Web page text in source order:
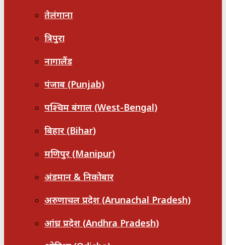
तेलंगाना
त्रिपुरा
नागालैंड
पंजाब (Punjab)
पश्चिम बंगाल (West-Bengal)
बिहार (Bihar)
मणिपुर (Manipur)
अंडमान & निकोबार
अरुणाचल प्रदेश (Arunachal Pradesh)
आंध्र प्रदेश (Andhra Pradesh)